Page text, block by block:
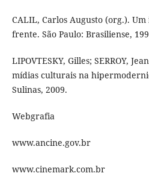
CALIL, Carlos Augusto (org.).
frente. São Paulo: Brasiliense,
LIPOVTESKY, Gilles; SERROY,
mídias culturais na
Sulinas, 2009.
Webgrafia
www.ancine.gov.br
www.cinemark.com.br